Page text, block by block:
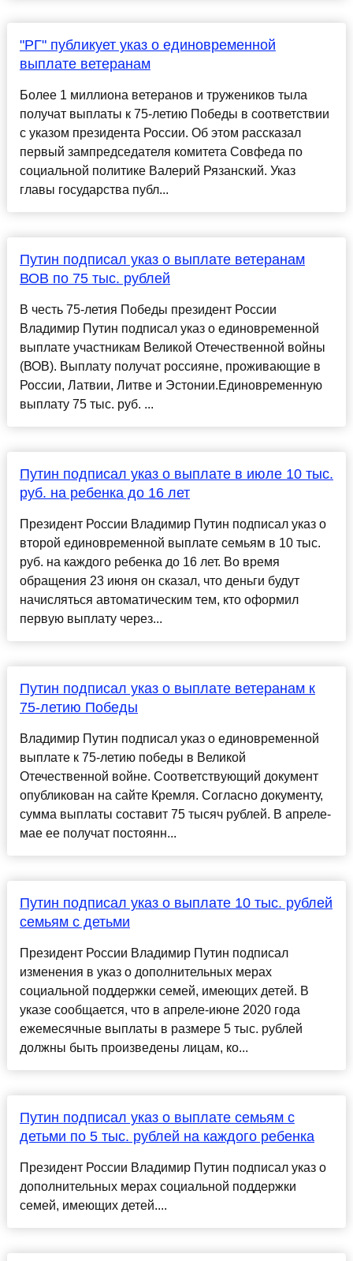
"РГ" публикует указ о единовременной
выплате ветеранам
Более 1 миллиона ветеранов и тружеников тыла
получат выплаты к 75-летию Победы в соответствии
с указом президента России. Об этом рассказал
первый зампредседателя комитета Совфеда по
социальной политике Валерий Рязанский. Указ
главы государства публ...
Путин подписал указ о выплате ветеранам
ВОВ по 75 тыс. рублей
В честь 75-летия Победы президент России
Владимир Путин подписал указ о единовременной
выплате участникам Великой Отечественной войны
(ВОВ). Выплату получат россияне, проживающие в
России, Латвии, Литве и Эстонии.Единовременную
выплату 75 тыс. руб. ...
Путин подписал указ о выплате в июле 10 тыс.
руб. на ребенка до 16 лет
Президент России Владимир Путин подписал указ о
второй единовременной выплате семьям в 10 тыс.
руб. на каждого ребенка до 16 лет. Во время
обращения 23 июня он сказал, что деньги будут
начисляться автоматическим тем, кто оформил
первую выплату через...
Путин подписал указ о выплате ветеранам к
75-летию Победы
Владимир Путин подписал указ о единовременной
выплате к 75-летию победы в Великой
Отечественной войне. Соответствующий документ
опубликован на сайте Кремля. Согласно документу,
сумма выплаты составит 75 тысяч рублей. В апреле-
мае ее получат постоянн...
Путин подписал указ о выплате 10 тыс. рублей
семьям с детьми
Президент России Владимир Путин подписал
изменения в указ о дополнительных мерах
социальной поддержки семей, имеющих детей. В
указе сообщается, что в апреле-июне 2020 года
ежемесячные выплаты в размере 5 тыс. рублей
должны быть произведены лицам, ко...
Путин подписал указ о выплате семьям с
детьми по 5 тыс. рублей на каждого ребенка
Президент России Владимир Путин подписал указ о
дополнительных мерах социальной поддержки
семей, имеющих детей....